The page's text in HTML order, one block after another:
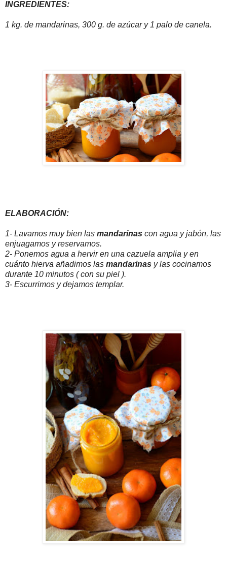
INGREDIENTES:
1 kg. de mandarinas, 300 g. de azúcar y 1 palo de canela.
ELABORACIÓN:
1- Lavamos muy bien las mandarinas con agua y jabón, las
enjuagamos y reservamos.
2- Ponemos agua a hervir en una cazuela amplia y en
cuánto hierva añadimos las mandarinas y las cocinamos
durante 10 minutos ( con su piel ).
3- Escurrimos y dejamos templar.